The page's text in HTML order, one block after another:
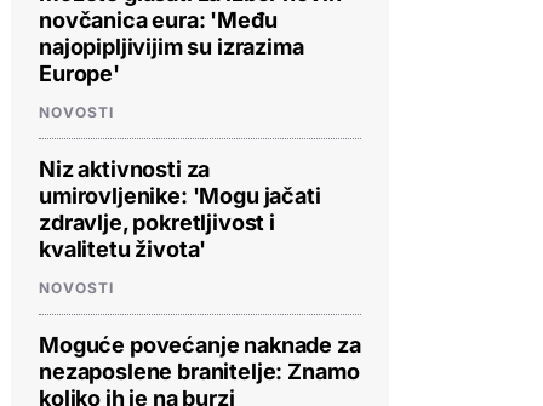
novčanica eura: 'Među
najopipljivijim su izrazima
Europe'
NOVOSTI
Niz aktivnosti za
umirovljenike: 'Mogu jačati
zdravlje, pokretljivost i
kvalitetu života'
NOVOSTI
Moguće povećanje naknade za
nezaposlene branitelje: Znamo
koliko ih je na burzi